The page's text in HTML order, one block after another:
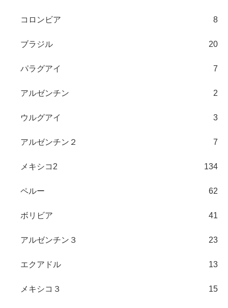
コロンビア 8
ブラジル 20
パラグアイ 7
アルゼンチン 2
ウルグアイ 3
アルゼンチン２ 7
メキシコ2 134
ペルー 62
ボリビア 41
アルゼンチン３ 23
エクアドル 13
メキシコ３ 15